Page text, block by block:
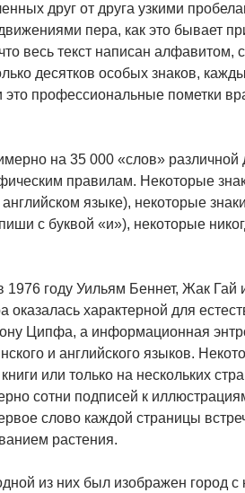
друг от друга узкими
пера, как это бывает
весь текст написан алфавитом,
десятков особых знаков,
профессиональные пометки
на 35 000 «слов»
правилам. Некоторые
языке), некоторые
с буквой «и»), некоторые
1976 году Уильям Беннет, Жак
оказалась характерной для
Ципфа, а информационная
и английского языков.
или только на нескольких
сотни подписей к
слово каждой страницы
растения.
из них был изображен город с